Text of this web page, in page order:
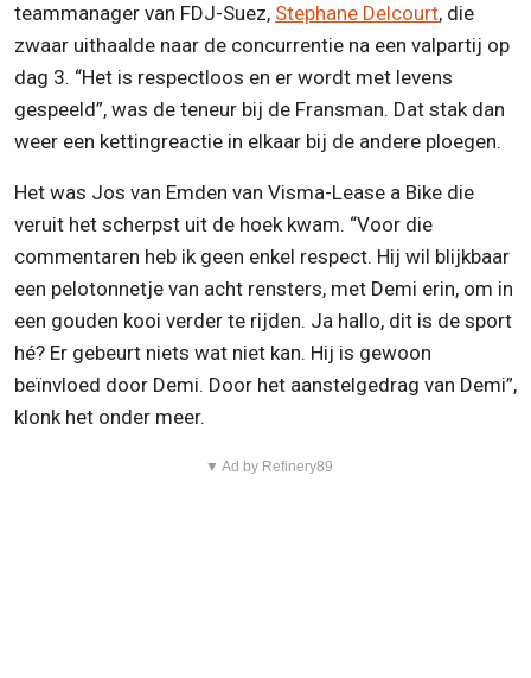
teammanager van FDJ-Suez, Stephane Delcourt, die
zwaar uithaalde naar de concurrentie na een valpartij op
dag 3. “Het is respectloos en er wordt met levens
gespeeld”, was de teneur bij de Fransman. Dat stak dan
weer een kettingreactie in elkaar bij de andere ploegen.
Het was Jos van Emden van Visma-Lease a Bike die
veruit het scherpst uit de hoek kwam. “Voor die
commentaren heb ik geen enkel respect. Hij wil blijkbaar
een pelotonnetje van acht rensters, met Demi erin, om in
een gouden kooi verder te rijden. Ja hallo, dit is de sport
hé? Er gebeurt niets wat niet kan. Hij is gewoon
beïnvloed door Demi. Door het aanstelgedrag van Demi”,
klonk het onder meer.
▼ Ad by Refinery89